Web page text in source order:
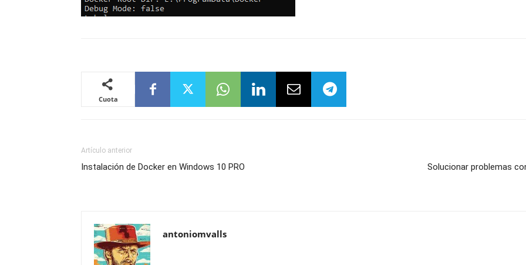
Cuota
Artículo anterior
Instalación de Docker en Windows 10 PRO
Solucionar problemas
antoniomvalls